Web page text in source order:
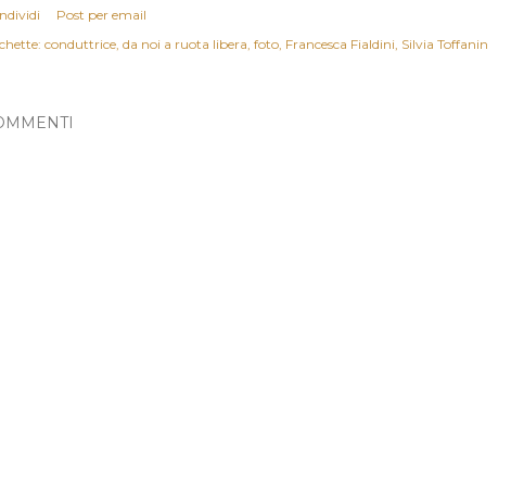
Post per email
conduttrice da noi a ruota libera foto Francesca Fialdini Silvia Toffanin